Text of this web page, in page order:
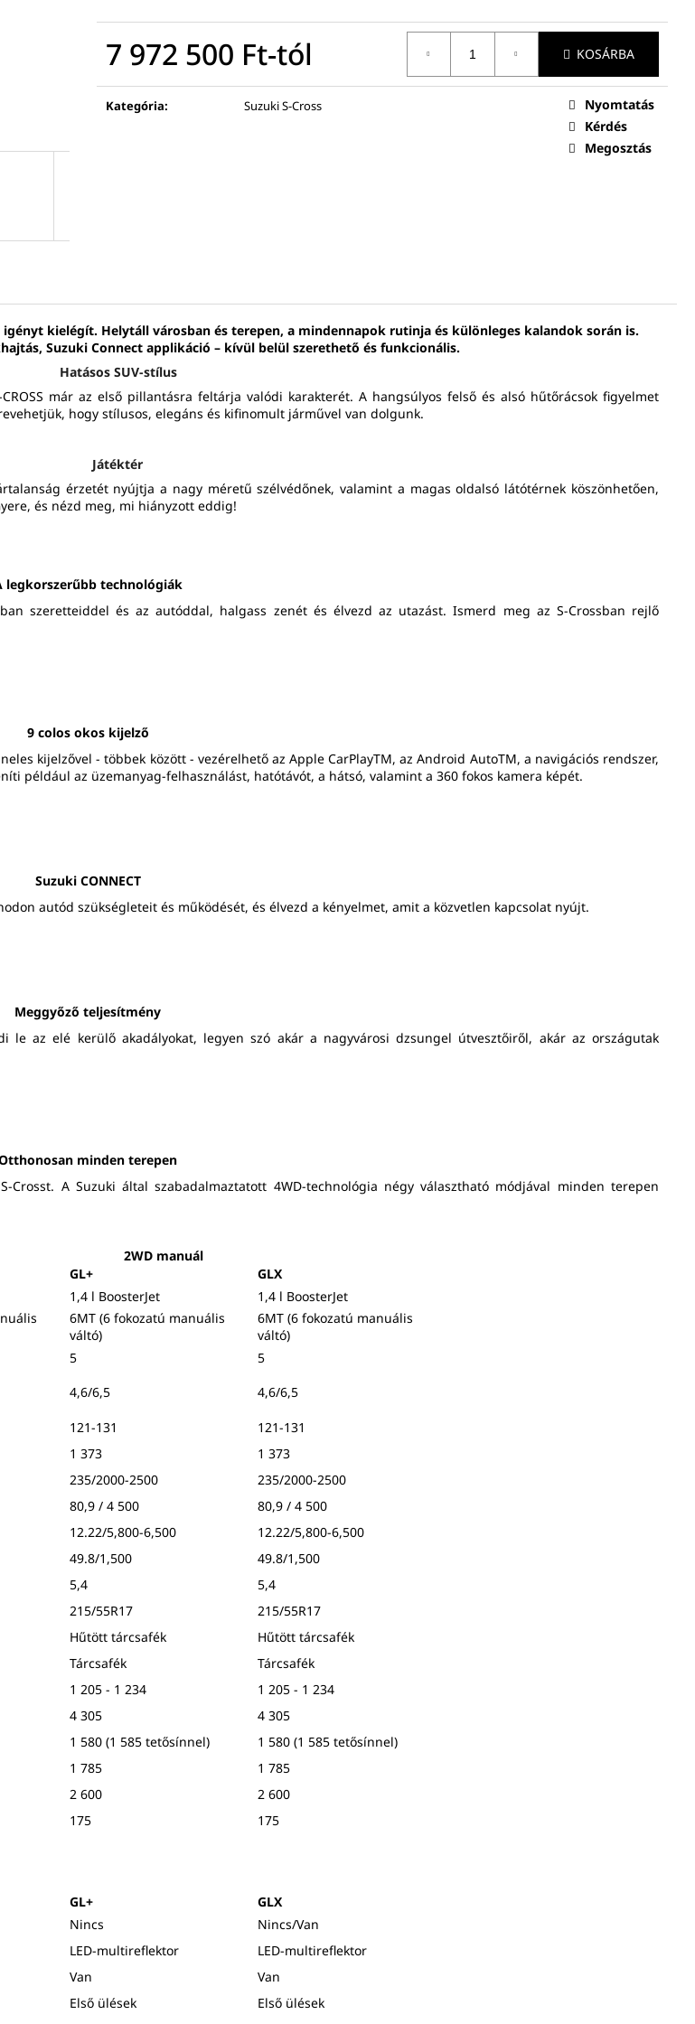
7 972 500 Ft-tól KOSÁRBA
Kategória: Suzuki S-Cross
Nyomtatás
Kérdés
Megosztás
kielégít. Helytáll városban és terepen, a mindennapok rutinja és különleges kalandok során is.
Suzuki Connect applikáció – kívül belül szerethető és funkcionális.
Hatásos SUV-stílus
már az első pillantásra feltárja valódi karakterét. A hangsúlyos felső és alsó hűtőrácsok figyelmet
hogy stílusos, elegáns és kifinomult járművel van dolgunk.
Játéktér
érzetét nyújtja a nagy méretű szélvédőnek, valamint a magas oldalsó látótérnek köszönhetően,
és nézd meg, mi hiányzott eddig!
legkorszerűbb technológiák
szeretteiddel és az autóddal, halgass zenét és élvezd az utazást. Ismerd meg az S-Crossban rejlő
9 colos okos kijelző
kijelzővel - többek között - vezérelhető az Apple CarPlayTM, az Android AutoTM, a navigációs rendszer,
például az üzemanyag-felhasználást, hatótávót, a hátsó, valamint a 360 fokos kamera képét.
Suzuki CONNECT
autód szükségleteit és működését, és élvezd a kényelmet, amit a közvetlen kapcsolat nyújt.
Meggyőző teljesítmény
le az elé kerülő akadályokat, legyen szó akár a nagyvárosi dzsungel útvesztőiről, akár az országutak
minden terepen
Crosst. A Suzuki által szabadalmaztatott 4WD-technológia négy választható módjával minden terepen
2WD manuál
GL+
GLX
1,4 l BoosterJet
1,4 l BoosterJet
6MT (6 fokozatú manuális
váltó)
6MT (6 fokozatú manuális
váltó)
5
5
4,6/6,5
4,6/6,5
121-131
121-131
1 373
1 373
235/2000-2500
235/2000-2500
80,9 / 4 500
80,9 / 4 500
12.22/5,800-6,500
12.22/5,800-6,500
49.8/1,500
49.8/1,500
5,4
5,4
215/55R17
215/55R17
Hűtött tárcsafék
Hűtött tárcsafék
Tárcsafék
Tárcsafék
1 205 - 1 234
1 205 - 1 234
4 305
4 305
1 580 (1 585 tetősínnel)
1 580 (1 585 tetősínnel)
1 785
1 785
2 600
2 600
175 175
GL+
GLX
Nincs
Nincs/Van
LED-multireflektor
LED-multireflektor
Van
Van
Első ülések
Első ülések